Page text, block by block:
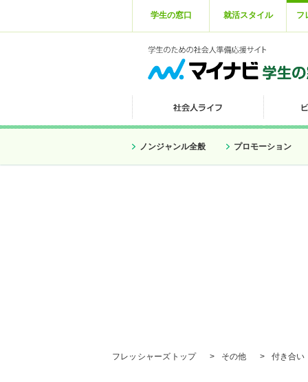
学生の窓口 就活スタイル フ
ノンジャンル全般 プロモーション
フレッシャーズトップ > その他 > 付き合い